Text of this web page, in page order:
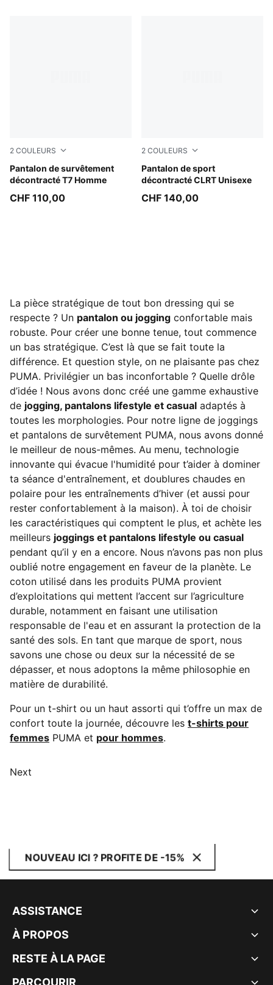
2 COULEURS
Pantalon de survêtement
décontracté T7 Homme
Puma Black
CHF 110,00
2 COULEURS
Pantalon de sport
décontracté CLRT Unisexe
Moody Gray
CHF 140,00
La pièce stratégique de tout bon dressing qui se
respecte ? Un pantalon ou jogging confortable mais
robuste. Pour créer une bonne tenue, tout commence
un bas stratégique. C’est là que se fait toute la
différence. Et question style, on ne plaisante pas chez
PUMA. Privilégier un bas inconfortable ? Quelle drôle
d’idée ! Nous avons donc créé une gamme exhaustive
de jogging, pantalons lifestyle et casual adaptés à
toutes les morphologies. Pour notre ligne de joggings
et pantalons de survêtement PUMA, nous avons donné
le meilleur de nous-mêmes. Au menu, technologie
innovante qui évacue l'humidité pour t’aider à dominer
ta séance d'entraînement, et doublures chaudes en
polaire pour les entraînements d’hiver (et aussi pour
rester confortablement à la maison). À toi de choisir
les caractéristiques qui comptent le plus, et achète les
meilleurs joggings et pantalons lifestyle ou casual
pendant qu’il y en a encore. Nous n’avons pas non plus
oublié notre engagement en faveur de la planète. Le
coton utilisé dans les produits PUMA provient
d’exploitations qui mettent l’accent sur l’agriculture
durable, notamment en faisant une utilisation
responsable de l'eau et en assurant la protection de la
santé des sols. En tant que marque de sport, nous
savons une chose ou deux sur la nécessité de se
dépasser, et nous adoptons la même philosophie en
matière de durabilité.
Pour un t-shirt ou un haut assorti qui t’offre un max de
confort toute la journée, découvre les t-shirts pour
femmes PUMA et pour hommes.
Next
NOUVEAU ICI ? PROFITE DE -15%
ASSISTANCE
À PROPOS
RESTE À LA PAGE
PARCOURIR